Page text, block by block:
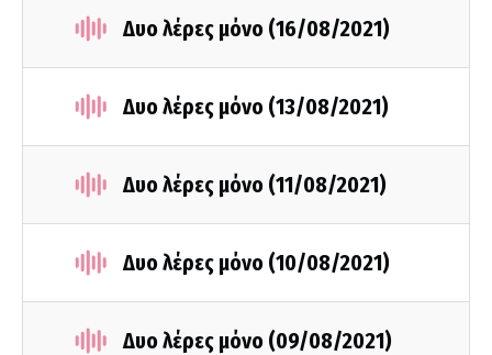
Δυο λέρες μόνο (16/08/2021)
Δυο λέρες μόνο (13/08/2021)
Δυο λέρες μόνο (11/08/2021)
Δυο λέρες μόνο (10/08/2021)
Δυο λέρες μόνο (09/08/2021)